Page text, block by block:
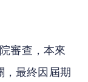
審查，本來
，最終因屆期